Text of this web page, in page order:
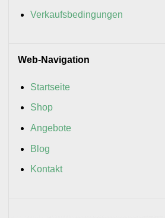
Verkaufsbedingungen
Web-Navigation
Startseite
Shop
Angebote
Blog
Kontakt